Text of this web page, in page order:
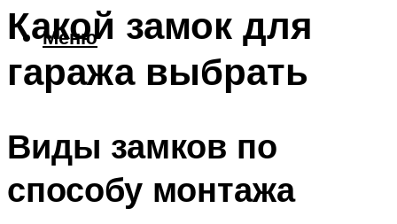
Меню
Какой замок для
гаража выбрать
Виды замков по
способу монтажа